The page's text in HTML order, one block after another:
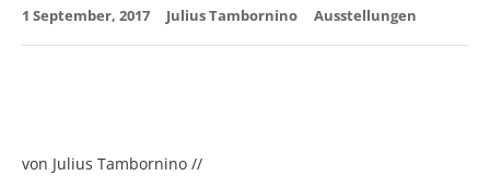
1 September, 2017 Julius Tambornino Ausstellungen
von Julius Tambornino //